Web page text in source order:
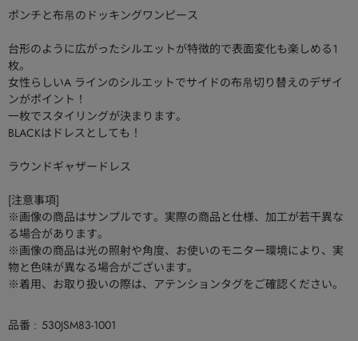
ポンチと布帛のドッキングワンピース
台形のように広がったシルエットが特徴的で表面変化も楽しめる１
枚。
女性らしいA ラインのシルエットでサイドの布帛切り替えのデザイ
ンがポイント！
一枚でスタイリングが決まります。
BLACKはドレスとしても！
ラウンドギャザードレス
[注意事項]
※画像の商品はサンプルです。実際の商品と仕様、加工が若干異な
る場合があります。
※画像の商品は光の照射や角度、お使いのモニター環境により、実
物と色味が異なる場合がございます。
※着用、お取り扱いの際は、アテンションタグをご確認ください。
品番
530JSM83-1001